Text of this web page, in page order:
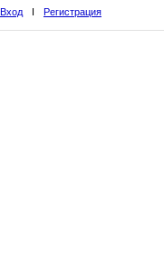
Вход I Регистрация